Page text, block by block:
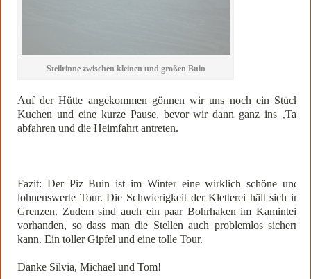
Steilrinne zwischen kleinen und großen Buin
Auf der Hütte angekommen gönnen wir uns noch ein Stück
Kuchen und eine kurze Pause, bevor wir dann ganz ins ‚Tal
abfahren und die Heimfahrt antreten.
Fazit: Der Piz Buin ist im Winter eine wirklich schöne und
lohnenswerte Tour. Die Schwierigkeit der Kletterei hält sich in
Grenzen. Zudem sind auch ein paar Bohrhaken im Kaminteil
vorhanden, so dass man die Stellen auch problemlos sichern
kann. Ein toller Gipfel und eine tolle Tour.
Danke Silvia, Michael und Tom!